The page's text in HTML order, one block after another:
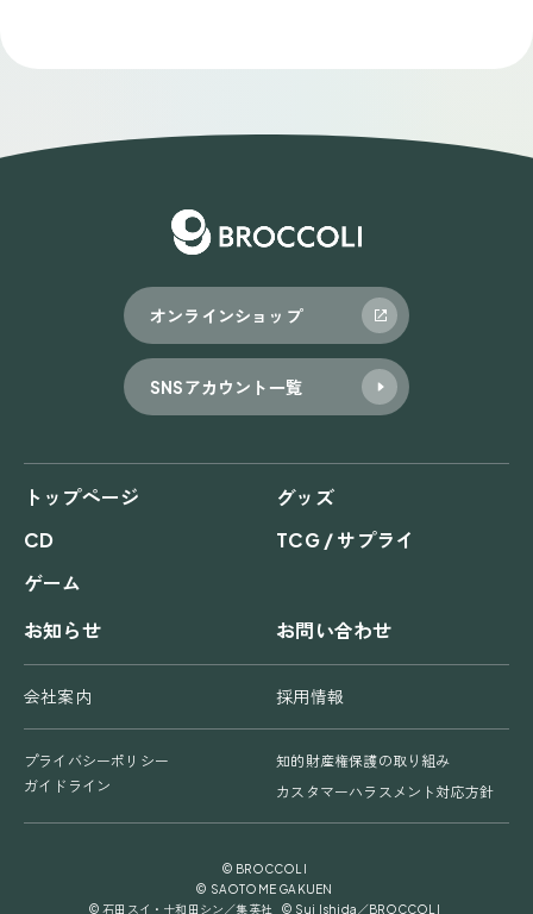
オンラインショップ
SNSアカウント一覧
トップページ
グッズ
CD
TCG / サプライ
ゲーム
お知らせ
お問い合わせ
会社案内 採用情報
プライバシーポリシー
知的財産権保護の取り組み
ガイドライン
カスタマーハラスメント対応方針
© BROCCOLI
© SAOTOME GAKUEN
© 石田スイ・十和田シン／集英社 © Sui Ishida／BROCCOLI